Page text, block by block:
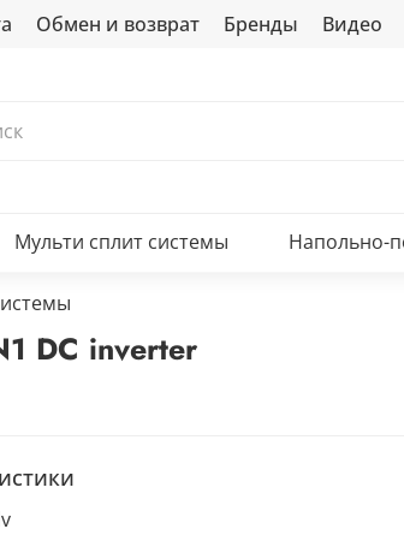
Обмен и возврат Бренды Видео
Мульти сплит системы Напольно-
DC inverter